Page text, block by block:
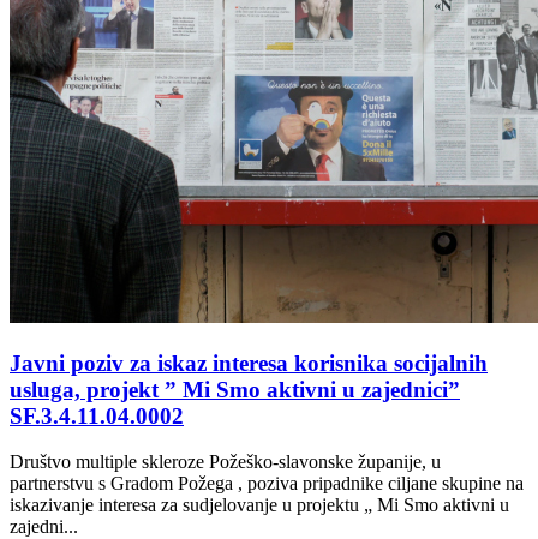
Javni poziv za iskaz interesa korisnika socijalnih
usluga, projekt ” Mi Smo aktivni u zajednici”
SF.3.4.11.04.0002
Društvo multiple skleroze Požeško-slavonske županije, u
partnerstvu s Gradom Požega , poziva pripadnike ciljane skupine na
iskazivanje interesa za sudjelovanje u projektu „ Mi Smo aktivni u
zajedni...